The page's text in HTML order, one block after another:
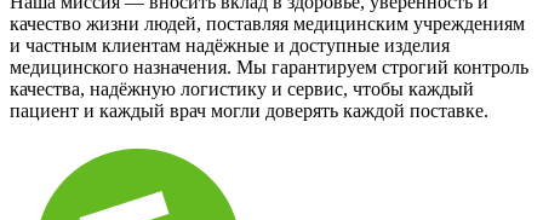
качество жизни людей, поставляя медицинским учреждениям
и частным клиентам надёжные и доступные изделия
медицинского назначения. Мы гарантируем строгий контроль
качества, надёжную логистику и сервис, чтобы каждый
пациент и каждый врач могли доверять каждой поставке.